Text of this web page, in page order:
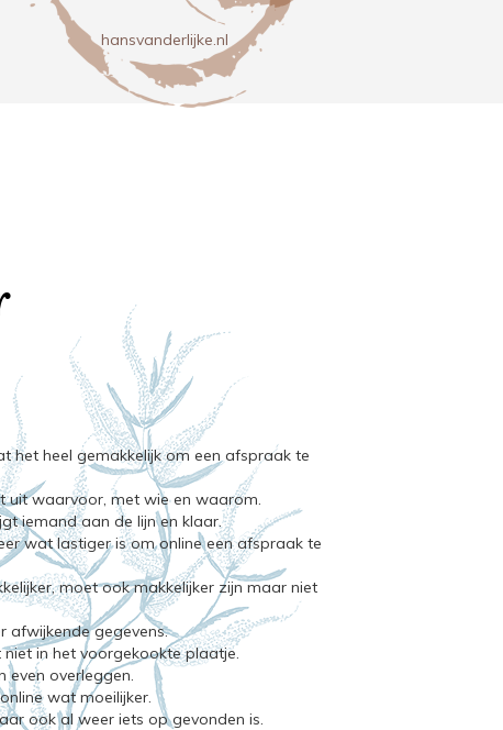
hansvanderlijke.nl
het heel gemakkelijk om een afspraak te
uit waarvoor, met wie en waarom.
iemand aan de lijn en klaar.
wat lastiger is om online een afspraak te
moet ook makkelijker zijn maar niet
afwijkende gegevens.
niet in het voorgekookte plaatje.
even overleggen.
wat moeilijker.
ook al weer iets op gevonden is.